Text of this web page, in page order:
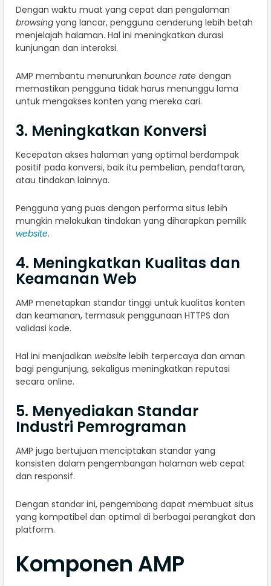
Dengan waktu muat yang cepat dan pengalaman
browsing yang lancar, pengguna cenderung lebih betah
menjelajah halaman. Hal ini meningkatkan durasi
kunjungan dan interaksi.
AMP membantu menurunkan bounce rate dengan
memastikan pengguna tidak harus menunggu lama
untuk mengakses konten yang mereka cari.
3. Meningkatkan Konversi
Kecepatan akses halaman yang optimal berdampak
positif pada konversi, baik itu pembelian, pendaftaran,
atau tindakan lainnya.
Pengguna yang puas dengan performa situs lebih
mungkin melakukan tindakan yang diharapkan pemilik
website.
4. Meningkatkan Kualitas dan
Keamanan Web
AMP menetapkan standar tinggi untuk kualitas konten
dan keamanan, termasuk penggunaan HTTPS dan
validasi kode.
Hal ini menjadikan website lebih terpercaya dan aman
bagi pengunjung, sekaligus meningkatkan reputasi
secara online.
5. Menyediakan Standar
Industri Pemrograman
AMP juga bertujuan menciptakan standar yang
konsisten dalam pengembangan halaman web cepat
dan responsif.
Dengan standar ini, pengembang dapat membuat situs
yang kompatibel dan optimal di berbagai perangkat dan
platform.
Komponen AMP